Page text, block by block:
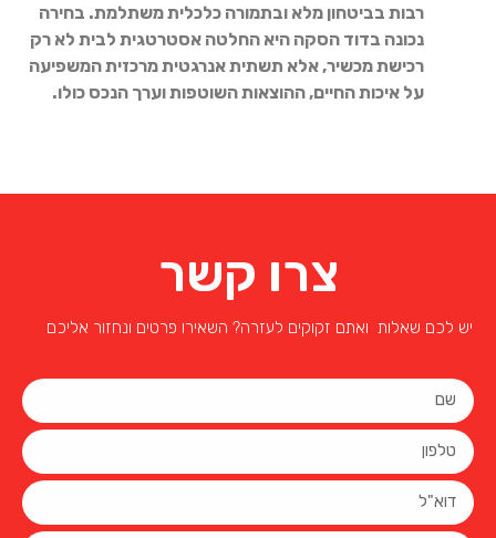
רבות בביטחון מלא ובתמורה כלכלית משתלמת. בחירה
נכונה בדוד הסקה היא החלטה אסטרטגית לבית לא רק
רכישת מכשיר, אלא תשתית אנרגטית מרכזית המשפיעה
על איכות החיים, ההוצאות השוטפות וערך הנכס כולו.
צרו קשר
שאלות ואתם זקוקים לעזרה? השאירו פרטים ונחזור אליכם